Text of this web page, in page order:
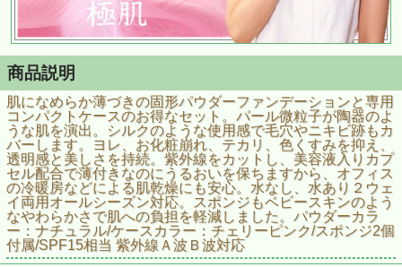
商品説明
肌になめらか薄づきの固形パウダーファンデーションと専用
コンパクトケースのお得なセット。パール微粒子が陶器のよ
うな肌を演出。シルクのような使用感で毛穴やニキビ跡もカ
バーします。ヨレ、お化粧崩れ、テカリ、色くすみを抑え、
透明感と美しさを持続。紫外線をカットし、美容液入りカプ
セル配合で薄付きなのにうるおいを保ちますから、オフィス
の冷暖房などによる肌乾燥にも安心。水なし、水あり２ウェ
イ両用オールシーズン対応。スポンジもベビースキンのよう
なやわらかさで肌への負担を軽減しました。パウダーカラ
ー：ナチュラル/ケースカラー：チェリーピンク/スポンジ2個
付属/SPF15相当 紫外線Ａ波Ｂ波対応